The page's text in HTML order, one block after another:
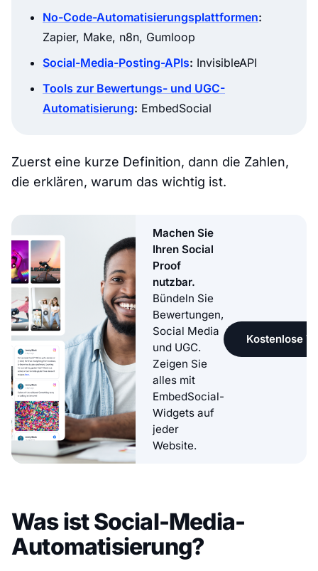
No-Code-Automatisierungsplattformen:
Zapier, Make, n8n, Gumloop
Social-Media-Posting-APIs: InvisibleAPI
Tools zur Bewertungs- und UGC-
Automatisierung: EmbedSocial
Zuerst eine kurze Definition, dann die Zahlen,
die erklären, warum das wichtig ist.
Machen Sie
Ihren Social
Proof
nutzbar.
Bündeln Sie
Bewertungen,
Social Media
und UGC.
Zeigen Sie
alles mit
EmbedSocial-
Widgets auf
jeder
Website.
Kostenlose
Was ist Social-Media-
Automatisierung?